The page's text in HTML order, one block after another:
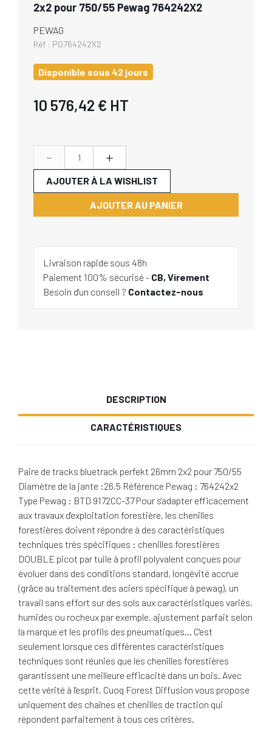
2x2 pour 750/55 Pewag 764242X2
PEWAG
Réf : PG764242X2
Disponible sous 42 jours
10 576,42 € HT
- +
AJOUTER AU PANIER
AJOUTER À LA WISHLIST
Livraison rapide sous 48h
Paiement 100% sécurisé - CB, Virement
Besoin d'un conseil ? Contactez-nous
DESCRIPTION
CARACTÉRISTIQUES
Paire de tracks bluetrack perfekt 26mm 2x2 pour 750/55
Diamètre de la jante :26,5 Référence Pewag : 764242x2
Type Pewag : BTD 9172CC-37 Pour s'adapter efficacement
aux travaux d'exploitation forestière, les chenilles
forestières doivent répondre à des caractéristiques
techniques très spécifiques : chenilles forestières
DOUBLE picot par tuile à profil polyvalent conçues pour
évoluer dans des conditions standard, longévité accrue
(grâce au traitement des aciers spécifique à pewag), un
travail sans effort sur des sols aux caractéristiques variés,
humides ou rocheux par exemple, ajustement parfait selon
la marque et les profils des pneumatiques… C'est
seulement lorsque ces différentes caractéristiques
techniques sont réunies que les chenilles forestières
garantissent une meilleure efficacité dans un bois. Avec
cette vérité à l'esprit, Cuoq Forest Diffusion vous propose
uniquement des chaînes et chenilles de traction qui
répondent parfaitement à tous ces critères.